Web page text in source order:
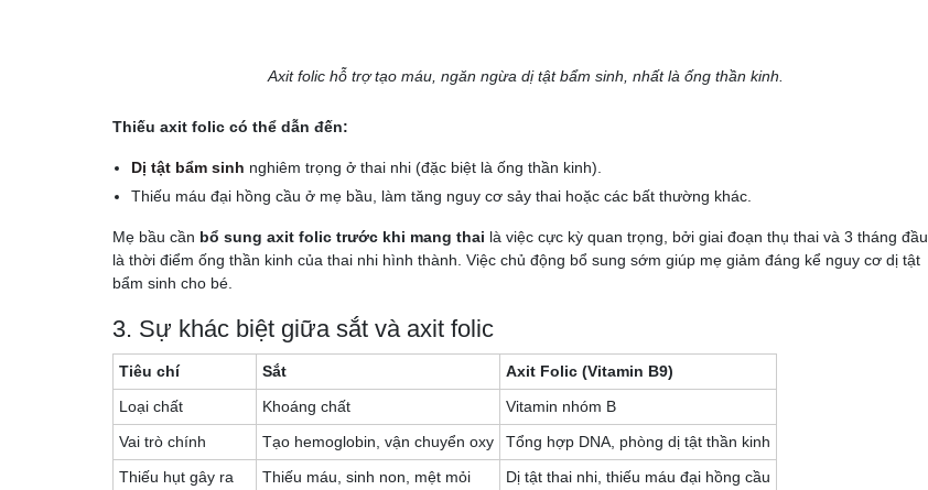
Axit folic hỗ trợ tạo máu, ngăn ngừa dị tật bẩm sinh, nhất là ống thần kinh.
Thiếu axit folic có thể dẫn đến:
Dị tật bẩm sinh nghiêm trọng ở thai nhi (đặc biệt là ống thần kinh).
Thiếu máu đại hồng cầu ở mẹ bầu, làm tăng nguy cơ sảy thai hoặc các bất thường khác.
Mẹ bầu cần bổ sung axit folic trước khi mang thai là việc cực kỳ quan trọng, bởi giai đoạn thụ thai và 3 tháng đầu
là thời điểm ống thần kinh của thai nhi hình thành. Việc chủ động bổ sung sớm giúp mẹ giảm đáng kể nguy cơ dị tật
bẩm sinh cho bé.
3. Sự khác biệt giữa sắt và axit folic
Tiêu chí Sắt
Axit Folic (Vitamin B9)
Loại chất
Khoáng chất
Vitamin nhóm B
Vai trò chính
Tạo hemoglobin, vận chuyển oxy
Tổng hợp DNA, phòng dị tật thần kinh
Thiếu hụt gây ra
Thiếu máu, sinh non, mệt mỏi Dị tật thai nhi, thiếu máu đại hồng cầu